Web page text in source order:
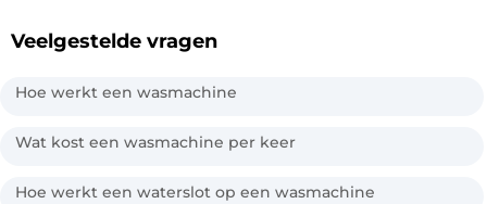
Veelgestelde vragen
Hoe werkt een wasmachine
Wat kost een wasmachine per keer
Hoe werkt een waterslot op een wasmachine